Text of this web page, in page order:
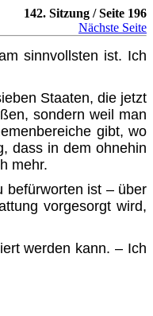
142. Sitzung / Seite 196
Nächste Seite
sinnvollsten ist. Ich
Staaten, die jetzt
sondern weil man
gibt, wo
dass in dem ohnehin
mehr.
befürworten ist – über
vorgesorgt wird,
werden kann. – Ich